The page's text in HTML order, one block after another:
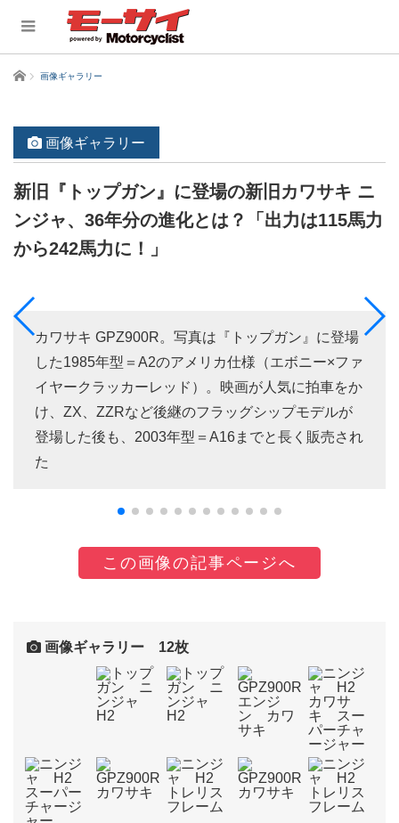
ホーム 画像ギャラリー
画像ギャラリー
新旧『トップガン』に登場の新旧カワサキ ニ
ンジャ、36年分の進化とは？「出力は115馬力
から242馬力に！」
カワサキ GPZ900R。写真は『トップガン』に登場
した1985年型＝A2のアメリカ仕様（エボニー×ファ
イヤークラッカーレッド）。映画が人気に拍車をか
け、ZX、ZZRなど後継のフラッグシップモデルが
登場した後も、2003年型＝A16までと長く販売され
た
この画像の記事ページへ
画像ギャラリー 12枚